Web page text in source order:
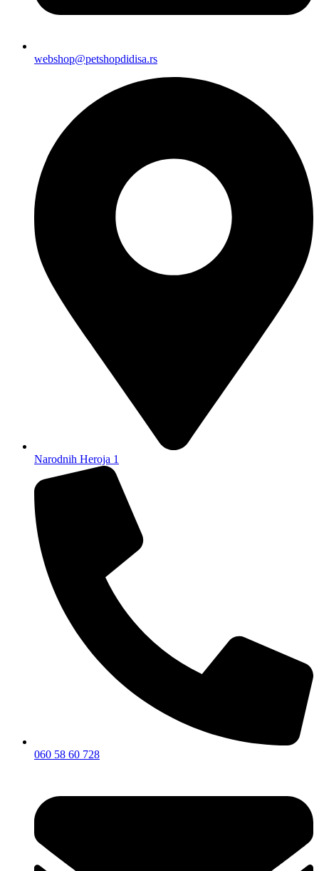
webshop@petshopdidisa.rs
Narodnih Heroja 1
060 58 60 728